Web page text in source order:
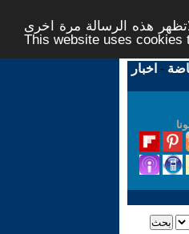
هذه الرسالة مرة اخرى -
This website uses cookies
- اخبار